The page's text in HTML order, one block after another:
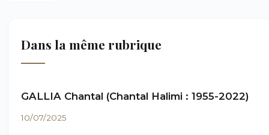
Dans la même rubrique
GALLIA Chantal (Chantal Halimi : 1955-2022)
10/07/2025